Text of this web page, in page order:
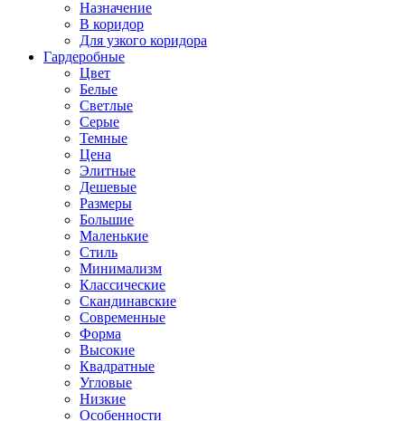
Назначение
В коридор
Для узкого коридора
Гардеробные
Цвет
Белые
Светлые
Серые
Темные
Цена
Элитные
Дешевые
Размеры
Большие
Маленькие
Стиль
Минимализм
Классические
Скандинавские
Современные
Форма
Высокие
Квадратные
Угловые
Низкие
Особенности